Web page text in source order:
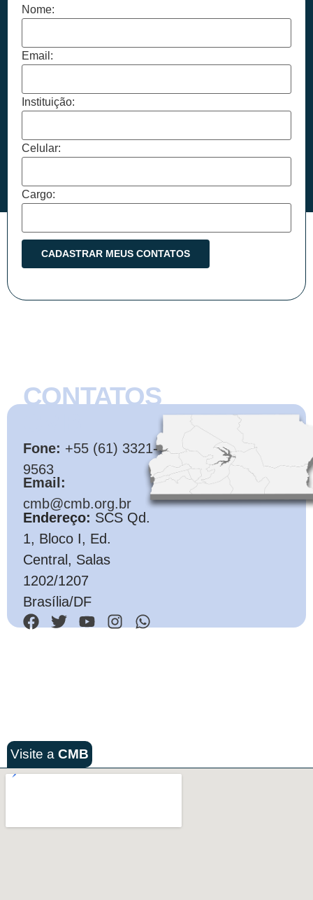
Nome:
Email:
Instituição:
Celular:
Cargo:
CONTATOS
Fone: +55 (61) 3321-
9563
Email:
cmb@cmb.org.br
Endereço: SCS Qd.
1, Bloco I, Ed.
Central, Salas
1202/1207
Brasília/DF
Visite a CMB